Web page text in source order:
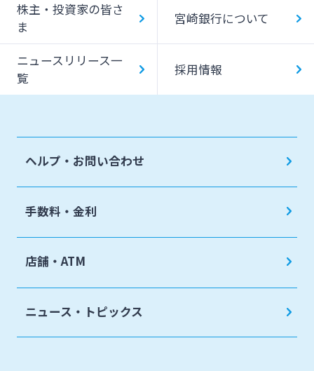
株主・投資家の皆さ
ま
宮崎銀行について
ニュースリリース一
覧
採用情報
ヘルプ・お問い合わせ
手数料・金利
店舗・ATM
ニュース・トピックス